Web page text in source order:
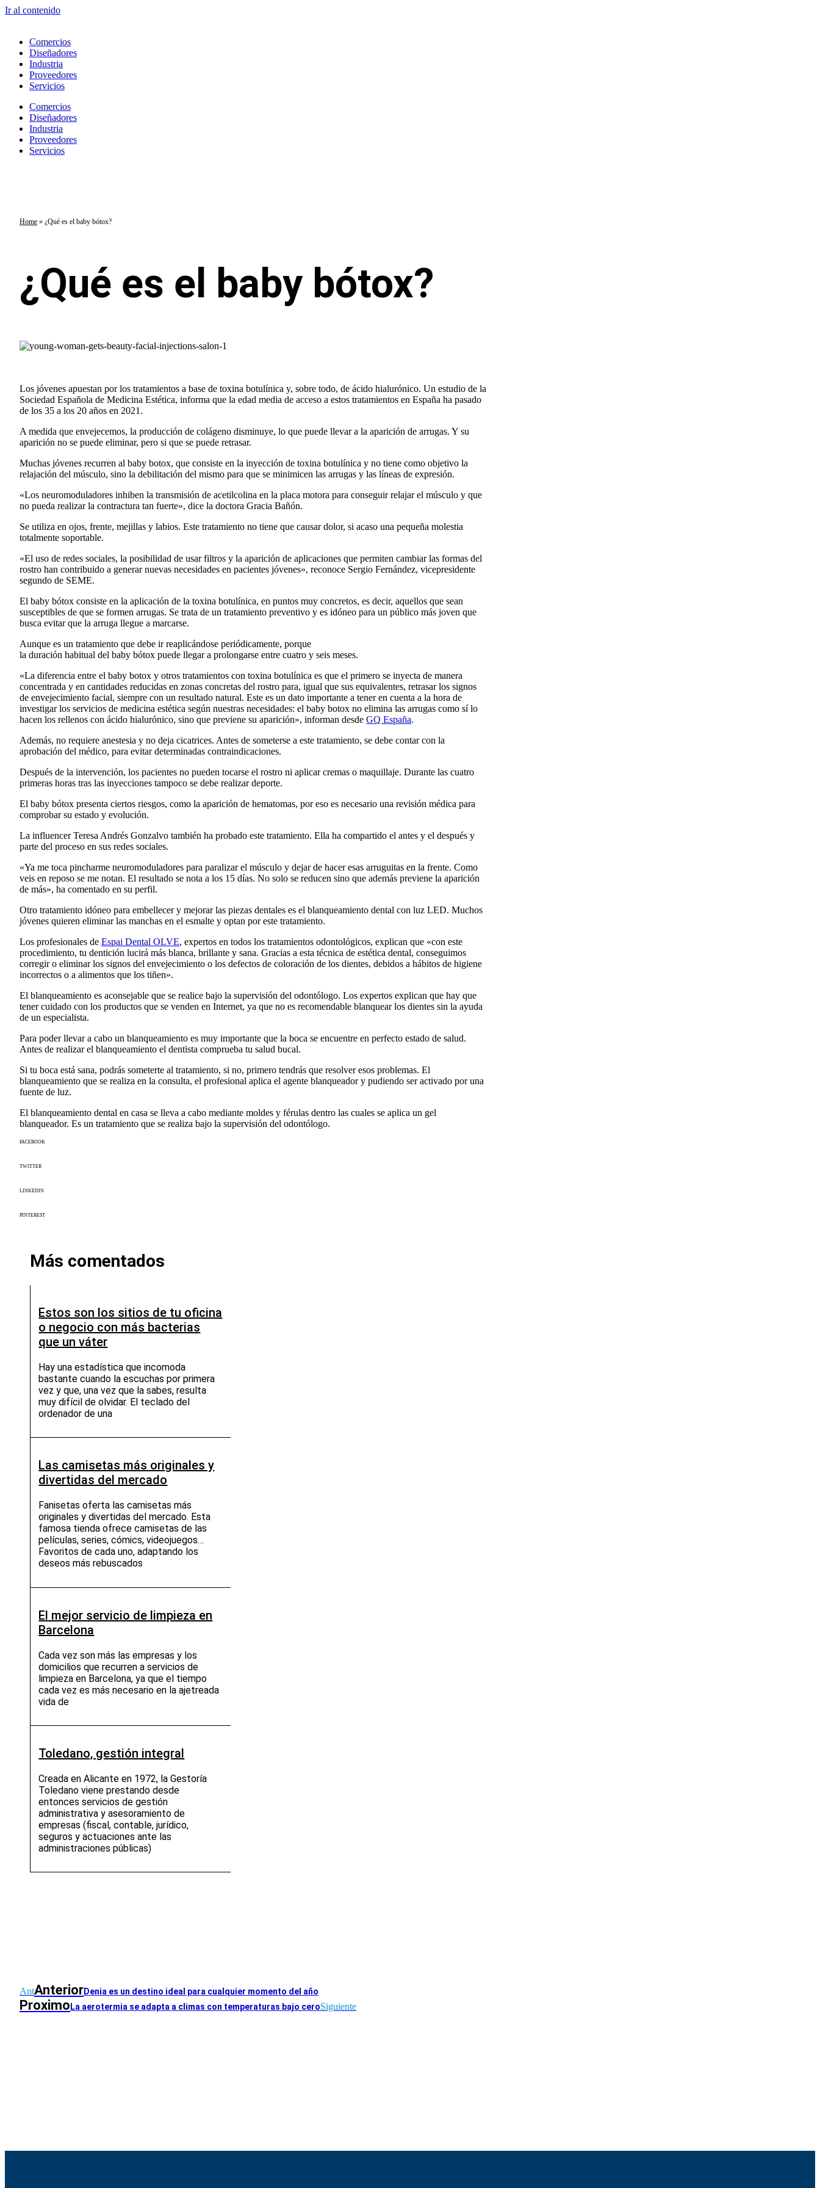
Ir al contenido
Comercios
Diseñadores
Industria
Proveedores
Servicios
Comercios
Diseñadores
Industria
Proveedores
Servicios
Home » ¿Qué es el baby bótox?
¿Qué es el baby bótox?
Los jóvenes apuestan por los tratamientos a base de toxina botulínica y, sobre todo, de ácido hialurónico. Un estudio de la
Sociedad Española de Medicina Estética, informa que la edad media de acceso a estos tratamientos en España ha pasado
de los 35 a los 20 años en 2021.
A medida que envejecemos, la producción de colágeno disminuye, lo que puede llevar a la aparición de arrugas. Y su
aparición no se puede eliminar, pero si que se puede retrasar.
Muchas jóvenes recurren al baby botox, que consiste en la inyección de toxina botulínica y no tiene como objetivo la
relajación del músculo, sino la debilitación del mismo para que se minimicen las arrugas y las líneas de expresión.
«Los neuromoduladores inhiben la transmisión de acetilcolina en la placa motora para conseguir relajar el músculo y que
no pueda realizar la contractura tan fuerte», dice la doctora Gracia Bañón.
Se utiliza en ojos, frente, mejillas y labios. Este tratamiento no tiene que causar dolor, si acaso una pequeña molestia
totalmente soportable.
«El uso de redes sociales, la posibilidad de usar filtros y la aparición de aplicaciones que permiten cambiar las formas del
rostro han contribuido a generar nuevas necesidades en pacientes jóvenes», reconoce Sergio Fernández, vicepresidente
segundo de SEME.
El baby bótox consiste en la aplicación de la toxina botulínica, en puntos muy concretos, es decir, aquellos que sean
susceptibles de que se formen arrugas. Se trata de un tratamiento preventivo y es idóneo para un público más joven que
busca evitar que la arruga llegue a marcarse.
Aunque es un tratamiento que debe ir reaplicándose periódicamente, porque
la duración habitual del baby bótox puede llegar a prolongarse entre cuatro y seis meses.
«La diferencia entre el baby botox y otros tratamientos con toxina botulínica es que el primero se inyecta de manera
concentrada y en cantidades reducidas en zonas concretas del rostro para, igual que sus equivalentes, retrasar los signos
de envejecimiento facial, siempre con un resultado natural. Este es un dato importante a tener en cuenta a la hora de
investigar los servicios de medicina estética según nuestras necesidades: el baby botox no elimina las arrugas como sí lo
hacen los rellenos con ácido hialurónico, sino que previene su aparición», informan desde GQ España.
Además, no requiere anestesia y no deja cicatrices. Antes de someterse a este tratamiento, se debe contar con la
aprobación del médico, para evitar determinadas contraindicaciones.
Después de la intervención, los pacientes no pueden tocarse el rostro ni aplicar cremas o maquillaje. Durante las cuatro
primeras horas tras las inyecciones tampoco se debe realizar deporte.
El baby bótox presenta ciertos riesgos, como la aparición de hematomas, por eso es necesario una revisión médica para
comprobar su estado y evolución.
La influencer Teresa Andrés Gonzalvo también ha probado este tratamiento. Ella ha compartido el antes y el después y
parte del proceso en sus redes sociales.
«Ya me toca pincharme neuromoduladores para paralizar el músculo y dejar de hacer esas arruguitas en la frente. Como
veis en reposo se me notan. El resultado se nota a los 15 días. No solo se reducen sino que además previene la aparición
de más», ha comentado en su perfil.
Otro tratamiento idóneo para embellecer y mejorar las piezas dentales es el blanqueamiento dental con luz LED. Muchos
jóvenes quieren eliminar las manchas en el esmalte y optan por este tratamiento.
Los profesionales de Espai Dental OLVE, expertos en todos los tratamientos odontológicos, explican que «con este
procedimiento, tu dentición lucirá más blanca, brillante y sana. Gracias a esta técnica de estética dental, conseguimos
corregir o eliminar los signos del envejecimiento o los defectos de coloración de los dientes, debidos a hábitos de higiene
incorrectos o a alimentos que los tiñen».
El blanqueamiento es aconsejable que se realice bajo la supervisión del odontólogo. Los expertos explican que hay que
tener cuidado con los productos que se venden en Internet, ya que no es recomendable blanquear los dientes sin la ayuda
de un especialista.
Para poder llevar a cabo un blanqueamiento es muy importante que la boca se encuentre en perfecto estado de salud.
Antes de realizar el blanqueamiento el dentista comprueba tu salud bucal.
Si tu boca está sana, podrás someterte al tratamiento, si no, primero tendrás que resolver esos problemas. El
blanqueamiento que se realiza en la consulta, el profesional aplica el agente blanqueador y pudiendo ser activado por una
fuente de luz.
El blanqueamiento dental en casa se lleva a cabo mediante moldes y férulas dentro las cuales se aplica un gel
blanqueador. Es un tratamiento que se realiza bajo la supervisión del odontólogo.
FACEBOOK
TWITTER
LINKEDIN
PINTEREST
Más comentados
Estos son los sitios de tu oficina
o negocio con más bacterias
que un váter
Hay una estadística que incomoda
bastante cuando la escuchas por primera
vez y que, una vez que la sabes, resulta
muy difícil de olvidar. El teclado del
ordenador de una
Las camisetas más originales y
divertidas del mercado
Fanisetas oferta las camisetas más
originales y divertidas del mercado. Esta
famosa tienda ofrece camisetas de las
películas, series, cómics, videojuegos…
Favoritos de cada uno, adaptando los
deseos más rebuscados
El mejor servicio de limpieza en
Barcelona
Cada vez son más las empresas y los
domicilios que recurren a servicios de
limpieza en Barcelona, ya que el tiempo
cada vez es más necesario en la ajetreada
vida de
Toledano, gestión integral
Creada en Alicante en 1972, la Gestoría
Toledano viene prestando desde
entonces servicios de gestión
administrativa y asesoramiento de
empresas (fiscal, contable, jurídico,
seguros y actuaciones ante las
administraciones públicas)
AntAnteriorDenia es un destino ideal para cualquier momento del año
Proximo La aerotermia se adapta a climas con temperaturas bajo ceroSiguiente